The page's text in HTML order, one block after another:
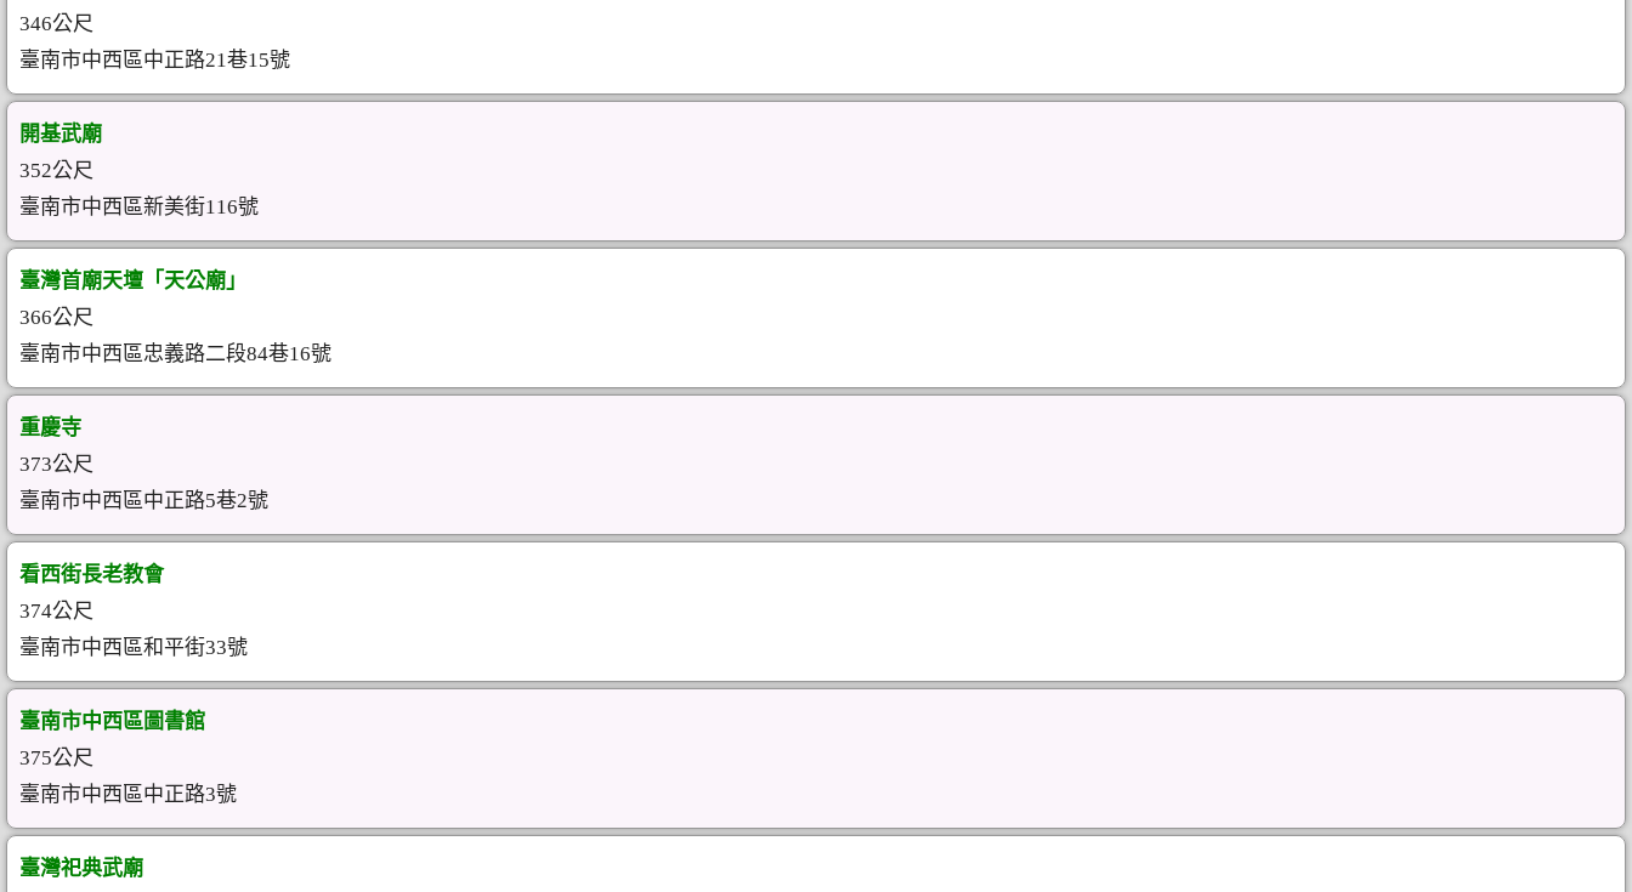
346公尺
臺南市中西區中正路21巷15號
開基武廟
352公尺
臺南市中西區新美街116號
臺灣首廟天壇「天公廟」
366公尺
臺南市中西區忠義路二段84巷16號
重慶寺
373公尺
臺南市中西區中正路5巷2號
看西街長老教會
374公尺
臺南市中西區和平街33號
臺南市中西區圖書館
375公尺
臺南市中西區中正路3號
臺灣祀典武廟